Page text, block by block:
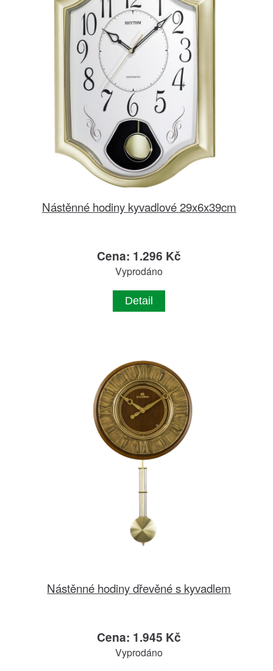
Nástěnné hodiny kyvadlové 29x6x39cm
Cena: 1.296 Kč
Vyprodáno
Detail
Nástěnné hodiny dřevěné s kyvadlem
Cena: 1.945 Kč
Vyprodáno